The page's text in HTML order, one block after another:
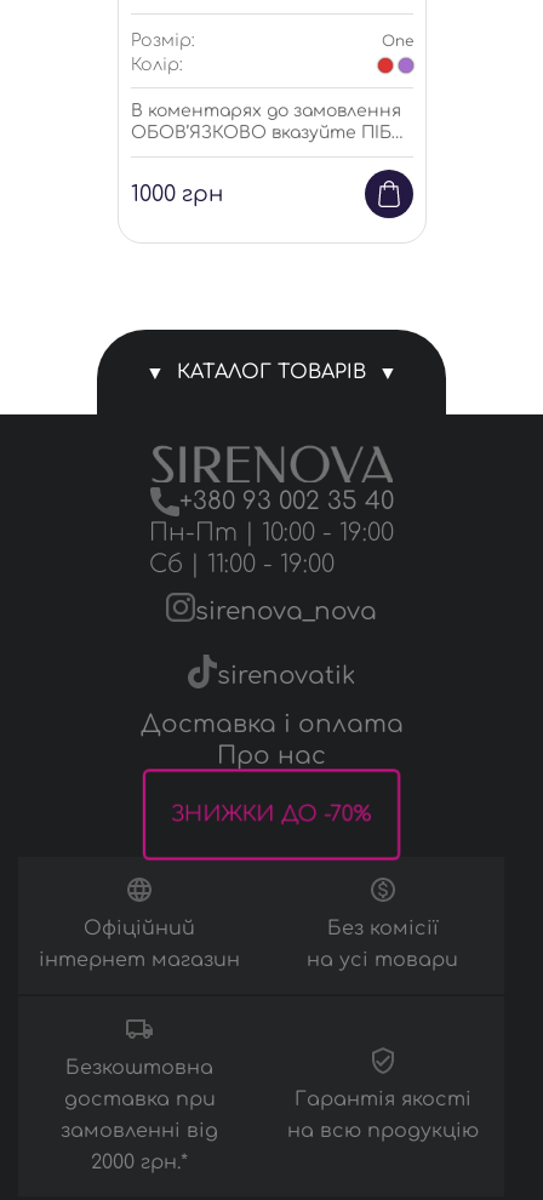
Розмір: One
Колір:
В коментарях до замовлення
ОБОВ’ЯЗКОВО вказуйте ПІБ
для кого сертифікат
1000 грн
КАТАЛОГ ТОВАРІВ
Комплекти білизни
+380 93 002 35 40
Пн-Пт | 10:00 - 19:00
Сб | 11:00 - 19:00
sirenova_nova
sirenovatik
Доставка і оплата
Про нас
ЗНИЖКИ ДО -70%
Офіційний
інтернет магазин
Без комісії
на усі товари
Безкоштовна
доставка при
замовленні від
2000 грн.*
Гарантія якості
на всю продукцію